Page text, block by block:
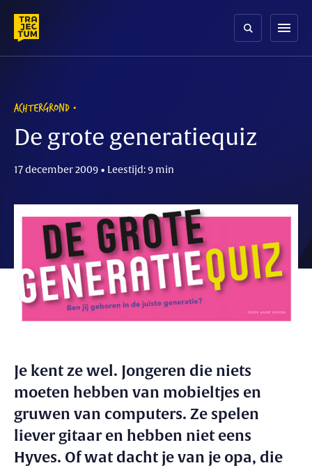
content
menu
ACHTERGROND
De grote generatiequiz
17 december 2009 • Leestijd: 9 min
Je kent ze wel. Jongeren die niets
moeten hebben van mobieltjes en
gruwen van computers. Ze spelen
liever gitaar en hebben niet eens
Hyves. Of wat dacht je van je opa, die